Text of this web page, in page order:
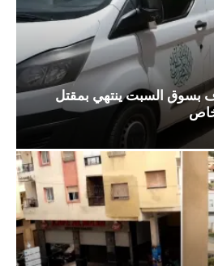
بسوق السبت ينتهي بمقتل